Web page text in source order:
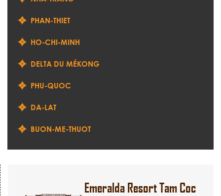
PHAN-THIET
HO-CHI-MINH
DELTA DU MÉKONG
PHU-QUOC
DA-LAT
BUON-ME-THUOT
Emeralda Resort Tam Coc